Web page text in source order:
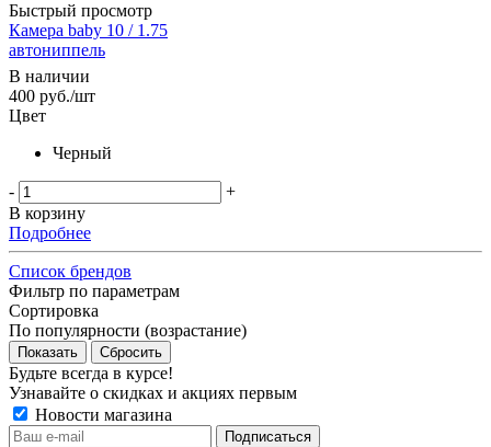
Быстрый просмотр
Камера baby 10 / 1.75
автониппель
В наличии
400 руб./шт
Цвет
Черный
-
+
В корзину
Подробнее
Список брендов
Фильтр по параметрам
Сортировка
По популярности (возрастание)
Сбросить
Будьте всегда в курсе!
Узнавайте о скидках и акциях первым
Новости магазина